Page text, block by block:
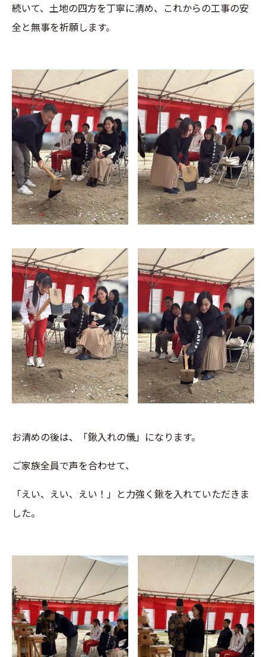
続いて、土地の四方を丁寧に清め、これからの工事の安
全と無事を祈願します。
お清めの後は、「鍬入れの儀」になります。
ご家族全員で声を合わせて、
「えい、えい、えい！」と力強く鍬を入れていただきま
した。